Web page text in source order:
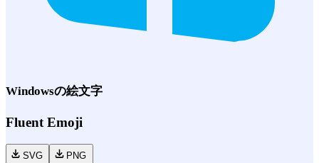
Windowsの絵文字
Fluent Emoji
SVG PNG